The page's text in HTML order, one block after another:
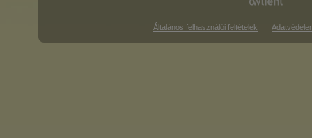
Általános felhasználói feltételek